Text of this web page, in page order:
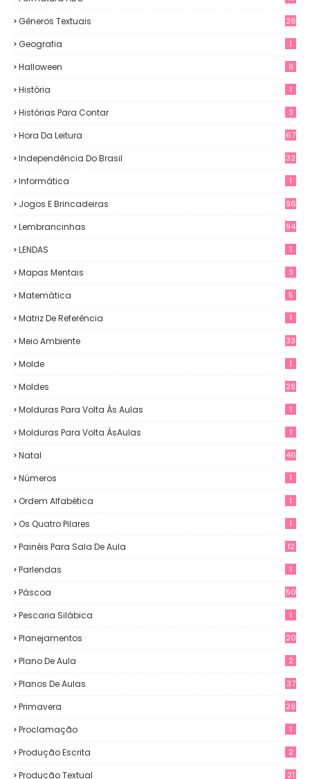
Gêneros Textuais 26
Geografia 1
Halloween 9
História 1
Histórias Para Contar 3
Hora Da Leitura 67
Independência Do Brasil 32
Informática 1
Jogos E Brincadeiras 96
Lembrancinhas 94
LENDAS 1
Mapas Mentais 3
Matemática 5
Matriz De Referência 1
Meio Ambiente 33
Molde 1
Moldes 28
Molduras Para Volta Às Aulas 1
Molduras Para Volta ÀsAulas 1
Natal 46
Números 1
Ordem Alfabética 1
Os Quatro Pilares 1
Painéis Para Sala De Aula
12
Parlendas 1
Páscoa 50
Pescaria Silábica 1
Planejamentos 20
Plano De Aula 2
Planos De Aulas 37
Primavera 29
Proclamação 1
Produção Escrita 2
Produção Textual 21